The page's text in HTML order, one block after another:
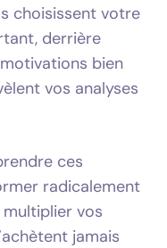
choisissent votre
derrière
bien
vos analyses
ces
radicalement
vos
jamais